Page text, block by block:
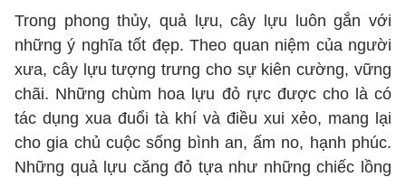
Trong phong thủy, quả lựu, cây lựu luôn gắn với
những ý nghĩa tốt đẹp. Theo quan niệm của người
xưa, cây lựu tượng trưng cho sự kiên cường, vững
chãi. Những chùm hoa lựu đỏ rực được cho là có
tác dụng xua đuổi tà khí và điều xui xẻo, mang lại
cho gia chủ cuộc sống bình an, ấm no, hạnh phúc.
Những quả lựu căng đỏ tựa như những chiếc lồng